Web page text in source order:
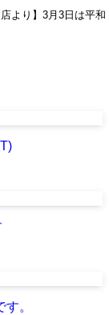
店より】3月3日は平和
。